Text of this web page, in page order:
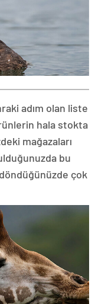
adım olan liste
hala stokta
mağazaları
bu
çok